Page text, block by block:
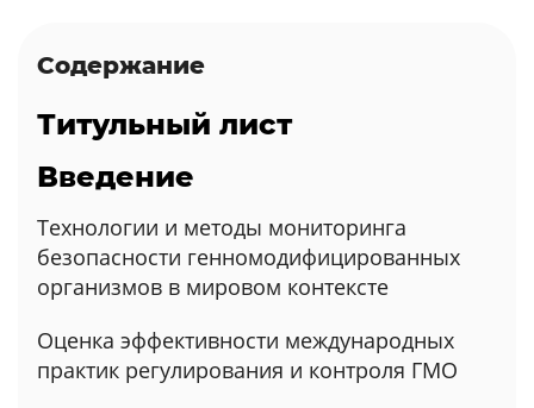
Содержание
Титульный лист
Введение
Технологии и методы мониторинга
безопасности генномодифицированных
организмов в мировом контексте
Оценка эффективности международных
практик регулирования и контроля ГМО